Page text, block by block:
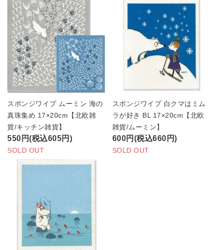
スポンジワイプ ムーミン 海の
真珠集め 17×20cm【北欧雑
貨/キッチン雑貨】
550円(税込605円)
SOLD OUT
スポンジワイプ 白クマはミム
ラが好き BL 17×20cm【北欧
雑貨/ムーミン】
600円(税込660円)
SOLD OUT